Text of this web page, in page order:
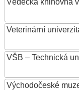
Vědecká knihovna
Veterinární
VŠB – Technická
Východočeské